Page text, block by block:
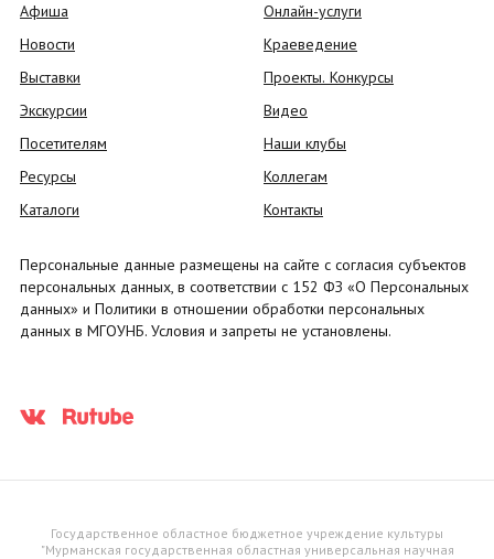
Афиша
Новости
Выставки
Экскурсии
Посетителям
Ресурсы
Каталоги
Онлайн-услуги
Краеведение
Проекты. Конкурсы
Видео
Наши клубы
Коллегам
Контакты
Персональные данные размещены на сайте с согласия субъектов
персональных данных, в соответствии с 152 ФЗ «О Персональных
данных» и Политики в отношении обработки персональных
данных в МГОУНБ. Условия и запреты не установлены.
Государственное областное бюджетное учреждение культуры
"Мурманская государственная областная универсальная научная